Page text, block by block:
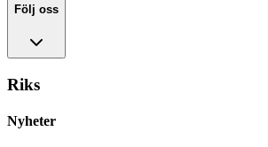
Följ oss
Riks
Nyheter